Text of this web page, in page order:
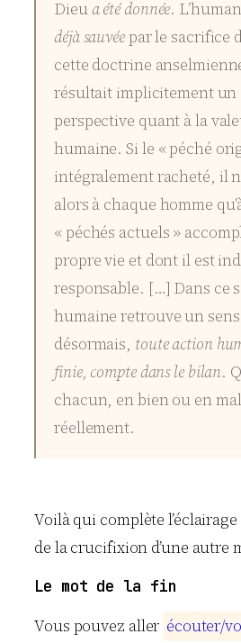
Dieu a été donnée.
déjà sauvéepar le sacrifice
cette doctrine
résultait implicitement un
perspective quant à la
humaine. Si le « péché
intégralement racheté, il
alors à chaque homme
« péchés actuels »
propre vie et dont il est
responsable. […] Dans ce
humaine retrouve un
désormais, toute action
finie, compte dans le bilan.
chacun, en bien ou en
réellement.
Voilà qui complète
de la crucifixion d’une autre
Le mot de la fin
Vous pouvez aller écouter/vo